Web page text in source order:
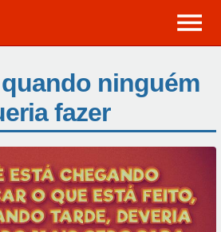
ninguém
fazer